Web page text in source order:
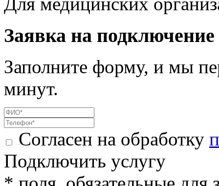
Заявка на подключение
Заполните форму, и мы
минут.
Согласен на обработку
Подключить услугу